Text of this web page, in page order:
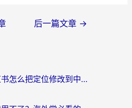
后一篇文章 →
在意大利用小红书怎么把定位修改到中国国内？3个实用技巧+1个靠谱工具帮你搞定